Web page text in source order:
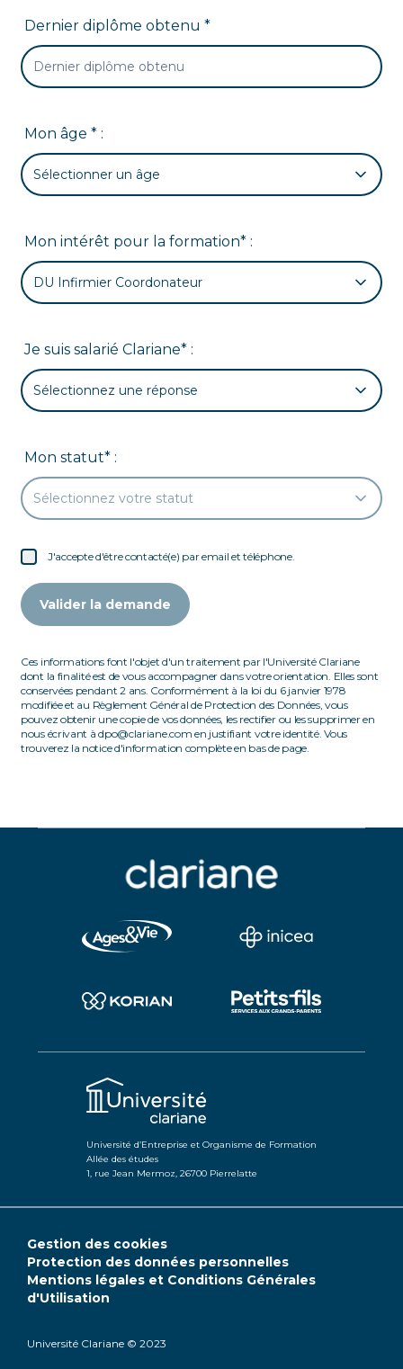
Dernier diplôme obtenu *
Mon âge * :
Sélectionner un âge
Mon intérêt pour la formation* :
DU Infirmier Coordonateur
Je suis salarié Clariane* :
Sélectionnez une réponse
Mon statut* :
Sélectionnez votre statut
J'accepte d'être contacté(e) par email et téléphone.
Valider la demande
Ces informations font l'objet d'un traitement par l'Université Clariane
dont la finalité est de vous accompagner dans votre orientation. Elles sont
conservées pendant 2 ans. Conformément à la loi du 6 janvier 1978
modifiée et au Règlement Général de Protection des Données, vous
pouvez obtenir une copie de vos données, les rectifier ou les supprimer en
nous écrivant à dpo@clariane.com en justifiant votre identité. Vous
trouverez la notice d'information complète en bas de page.
Université d’Entreprise et Organisme de Formation
Allée des études
1, rue Jean Mermoz, 26700 Pierrelatte
Université Clariane © 2023
Gestion des cookies
Protection des données personnelles
Mentions légales et Conditions Générales
d'Utilisation